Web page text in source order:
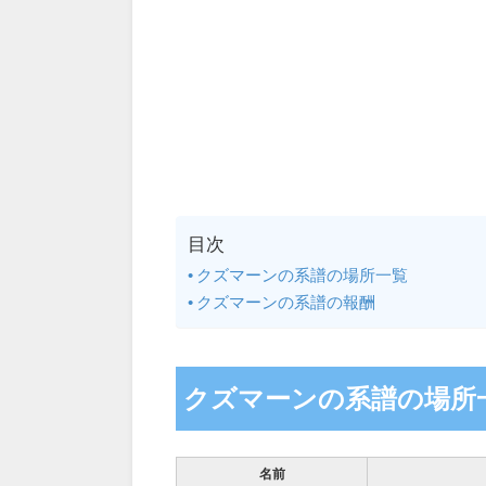
目次
クズマーンの系譜の場所一覧
クズマーンの系譜の報酬
クズマーンの系譜の場所
名前